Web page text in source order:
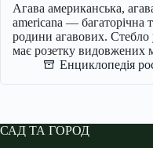
Агава американська,
americana — багаторічна
родини агавових. Стебло
має розетку видовжених
Енциклопедія
САД ТА ГОРОД